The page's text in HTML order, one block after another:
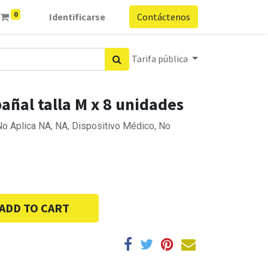
0 Identificarse Contáctenos
Tarifa pública
talla M x 8 unidades
Aplica NA, NA, Dispositivo Médico, No
TO CART